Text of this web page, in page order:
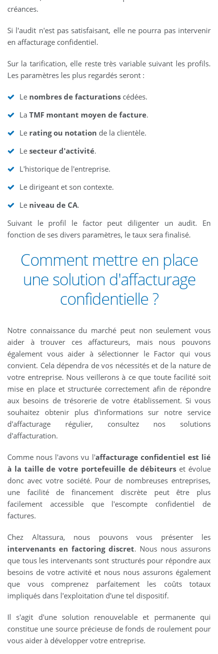
créances.
Si l'audit n'est pas satisfaisant, elle ne pourra pas intervenir
en affacturage confidentiel.
Sur la tarification, elle reste très variable suivant les profils.
Les paramètres les plus regardés seront :
Le nombres de facturations cédées.
La TMF montant moyen de facture.
Le rating ou notation de la clientèle.
Le secteur d'activité.
L'historique de l'entreprise.
Le dirigeant et son contexte.
Le niveau de CA.
Suivant le profil le factor peut diligenter un audit. En
fonction de ses divers paramètres, le taux sera finalisé.
Comment mettre en place
une solution d'affacturage
confidentielle ?
Notre connaissance du marché peut non seulement vous
aider à trouver ces affactureurs, mais nous pouvons
également vous aider à sélectionner le Factor qui vous
convient. Cela dépendra de vos nécessités et de la nature de
votre entreprise. Nous veillerons à ce que toute facilité soit
mise en place et structurée correctement afin de répondre
aux besoins de trésorerie de votre établissement. Si vous
souhaitez obtenir plus d'informations sur notre service
d'affacturage régulier, consultez nos solutions
d'affacturation.
Comme nous l'avons vu l'affacturage confidentiel est lié
à la taille de votre portefeuille de débiteurs et évolue
donc avec votre société. Pour de nombreuses entreprises,
une facilité de financement discrète peut être plus
facilement accessible que l'escompte confidentiel de
factures.
Chez Altassura, nous pouvons vous présenter les
intervenants en factoring discret. Nous nous assurons
que tous les intervenants sont structurés pour répondre aux
besoins de votre activité et nous nous assurons également
que vous comprenez parfaitement les coûts totaux
impliqués dans l'exploitation d'une tel dispositif.
Il s'agit d'une solution renouvelable et permanente qui
constitue une source précieuse de fonds de roulement pour
vous aider à développer votre entreprise.